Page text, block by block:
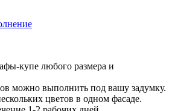
купе любого размера и
можно выполнить под вашу задумку.
цветов в одном фасаде.